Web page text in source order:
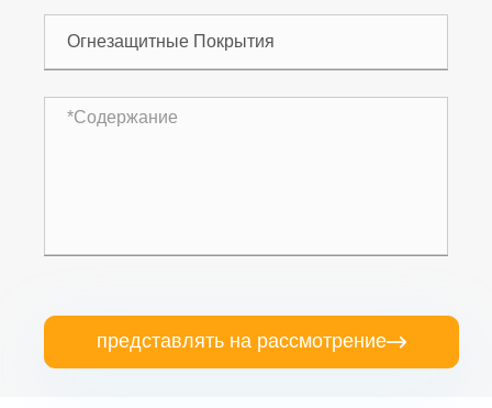
представлять на рассмотрение